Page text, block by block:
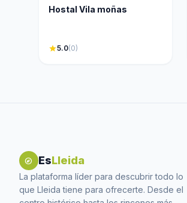
Hostal Vila moñas
star5.0(0)
explore EsLleida
La plataforma líder para descubrir todo lo
que Lleida tiene para ofrecerte. Desde el